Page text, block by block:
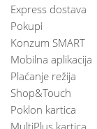
Express dostava
Pokupi
Konzum SMART
Mobilna aplikacija
Plaćanje režija
Shop&Touch
Poklon kartica
MultiPlus kartica